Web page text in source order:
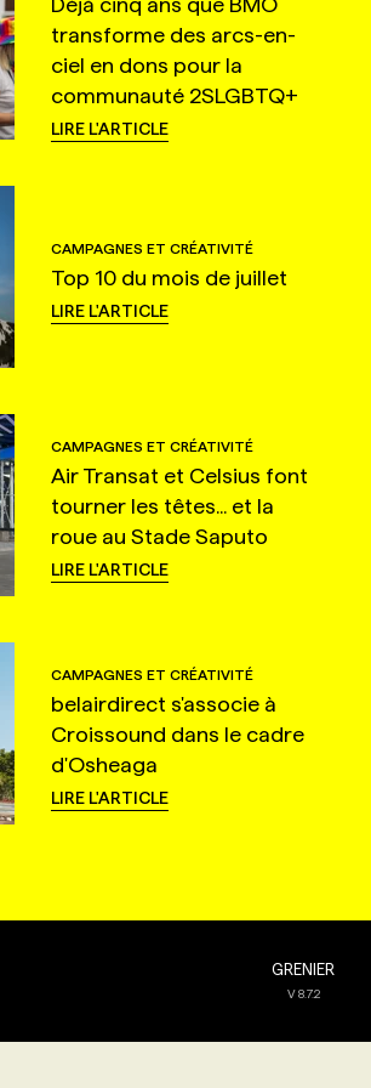
transforme des arcs-en-
ciel en dons pour la
communauté 2SLGBTQ+
LIRE L'ARTICLE
CAMPAGNES ET CRÉATIVITÉ
Top 10 du mois de juillet
LIRE L'ARTICLE
CAMPAGNES ET CRÉATIVITÉ
Air Transat et Celsius font
tourner les têtes... et la
roue au Stade Saputo
LIRE L'ARTICLE
CAMPAGNES ET CRÉATIVITÉ
belairdirect s'associe à
Croissound dans le cadre
d'Osheaga
LIRE L'ARTICLE
GRENIER
V8.7.2